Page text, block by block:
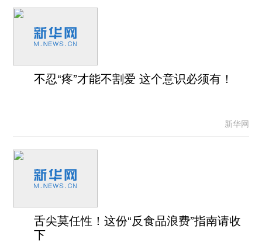
不忍“疼”才能不割爱 这个意识必须有！
新华网
舌尖莫任性！这份“反食品浪费”指南请收
下